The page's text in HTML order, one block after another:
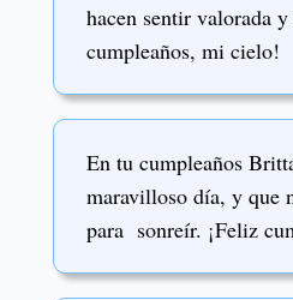
hacen sentir valorada
cumpleaños, mi cielo!
En tu cumpleaños
maravilloso día, y que
para sonreír. ¡Feliz